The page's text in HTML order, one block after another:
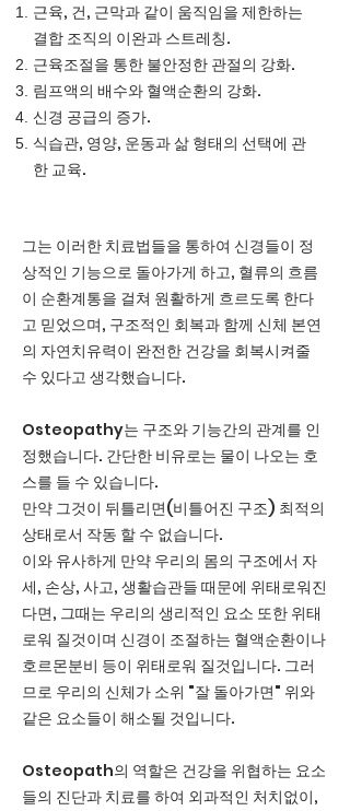
근육, 건, 근막과 같이 움직임을 제한하는
결합 조직의 이완과 스트레칭.
근육조절을 통한 불안정한 관절의 강화.
림프액의 배수와 혈액순환의 강화.
신경 공급의 증가.
식습관, 영양, 운동과 삶 형태의 선택에 관
한 교육.
그는 이러한 치료법들을 통하여 신경들이 정
상적인 기능으로 돌아가게 하고, 혈류의 흐름
이 순환계통을 걸쳐 원활하게 흐르도록 한다
고 믿었으며, 구조적인 회복과 함께 신체 본연
의 자연치유력이 완전한 건강을 회복시켜줄
수 있다고 생각했습니다.
Osteopathy는 구조와 기능간의 관계를 인
정했습니다. 간단한 비유로는 물이 나오는 호
스를 들 수 있습니다.
만약 그것이 뒤틀리면(비틀어진 구조) 최적의
상태로서 작동 할 수 없습니다.
이와 유사하게 만약 우리의 몸의 구조에서 자
세, 손상, 사고, 생활습관들 때문에 위태로워진
다면, 그때는 우리의 생리적인 요소 또한 위태
로워 질것이며 신경이 조절하는 혈액순환이나
호르몬분비 등이 위태로워 질것입니다. 그러
므로 우리의 신체가 소위 "잘 돌아가면" 위와
같은 요소들이 해소될 것입니다.
Osteopath의 역할은 건강을 위협하는 요소
들의 진단과 치료를 하여 외과적인 처치없이,